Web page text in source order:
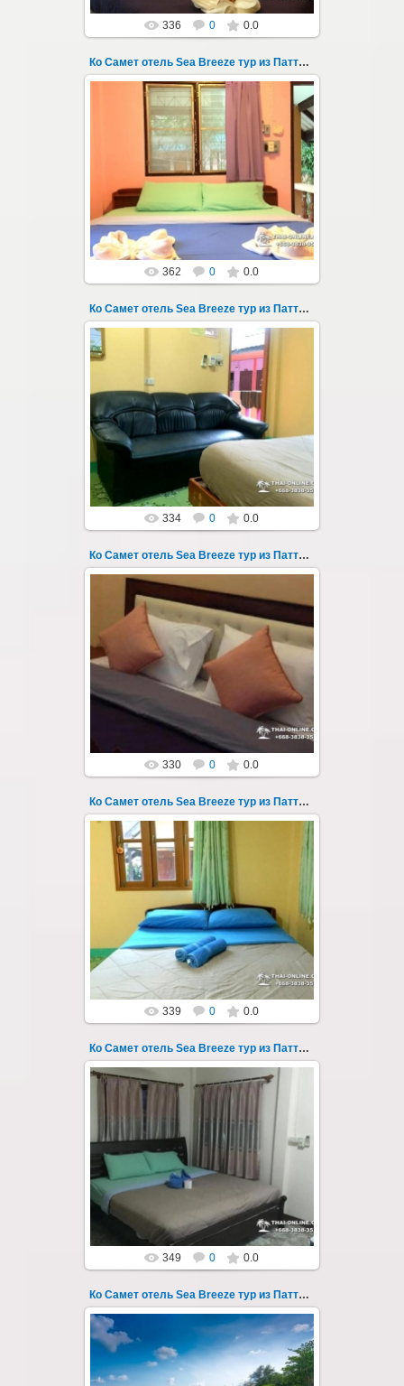
336 0 0.0
Ко Самет отель Sea Breeze тур из Паттайи фото 103
01.08.2022
Экскурсия на остров Самет из Паттайи, с
ночевкой в отеле "Sea Breeze" на пляже Ао
Пхай - фотография 103
Запове...
Thai-Online
362 0 0.0
Ко Самет отель Sea Breeze тур из Паттайи фото 104
Экскурсия на остров Самет из Паттайи, с
ночевкой в отеле "Sea Breeze" на пляже Ао
Пхай - фотография 104
Запове...
Thai-Online
334 0 0.0
Ко Самет отель Sea Breeze тур из Паттайи фото 105
01.08.2022
Экскурсия на остров Самет из Паттайи, с
ночевкой в отеле "Sea Breeze" на пляже Ао
Пхай - фотография 105
Запове...
Thai-Online
330 0 0.0
Ко Самет отель Sea Breeze тур из Паттайи фото 106
01.08.2022
Экскурсия на остров Самет из Паттайи, с
ночевкой в отеле "Sea Breeze" на пляже Ао
Пхай - фотография 106
Запове...
Thai-Online
339 0 0.0
Ко Самет отель Sea Breeze тур из Паттайи фото 107
01.08.2022
Экскурсия на остров Самет из Паттайи, с
ночевкой в отеле "Sea Breeze" на пляже Ао
Пхай - фотография 107
Запове...
Thai-Online
349 0 0.0
Ко Самет отель Sea Breeze тур из Паттайи фото 108
01.08.2022